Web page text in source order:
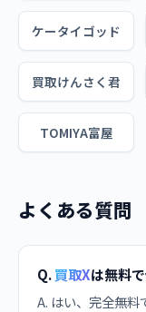
ケータイゴッド
買取けんさく君
TOMIYA富屋
よくある質問
Q.買取Xは無料
A. はい、完全無